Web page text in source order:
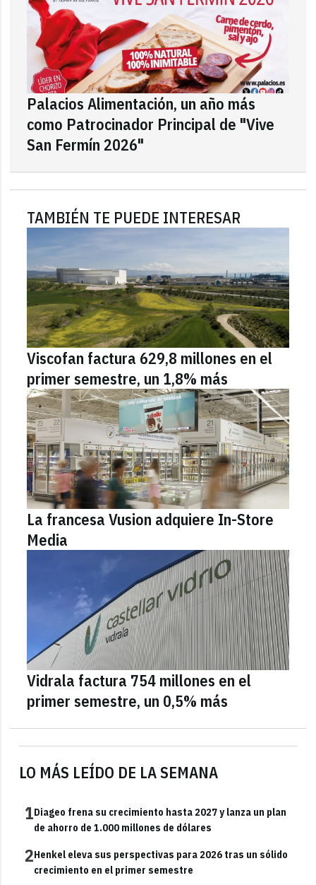
LO MÁS LEÍDO DE LA SEMANA
1Diageo frena su crecimiento hasta 2027 y lanza un plan
de ahorro de 1.000 millones de dólares
2Henkel eleva sus perspectivas para 2026 tras un sólido
crecimiento en el primer semestre
Palacios Alimentación, un año más
como Patrocinador Principal de "Vive
San Fermín 2026"
TAMBIÉN TE PUEDE INTERESAR
Viscofan factura 629,8 millones en el
primer semestre, un 1,8% más
La francesa Vusion adquiere In-Store
Media
Vidrala factura 754 millones en el
primer semestre, un 0,5% más